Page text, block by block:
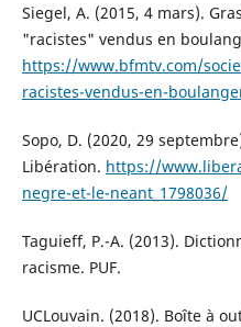
Siegel, A. (2015, 4 mars).
"racistes" vendus en
https://www.bfmtv.com/
racistes-vendus-en-
Sopo, D. (2020, 29
Libération. https://
negre-et-le-neant_1798036/
Taguieff, P.-A. (2013).
racisme. PUF.
UCLouvain. (2018). Boîte à